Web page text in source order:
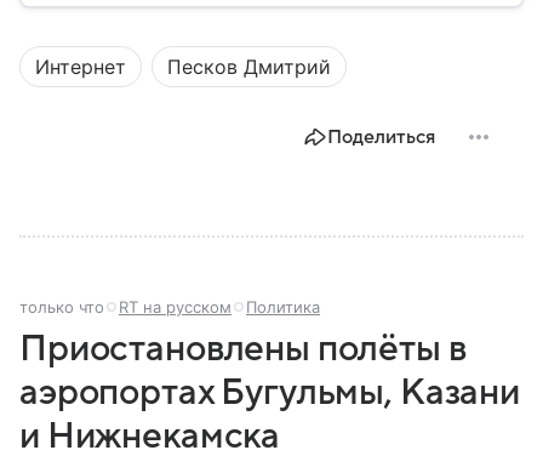
Интернет Песков Дмитрий
Поделиться
только что RT на русском Политика
Приостановлены полёты в
аэропортах Бугульмы, Казани
и Нижнекамска